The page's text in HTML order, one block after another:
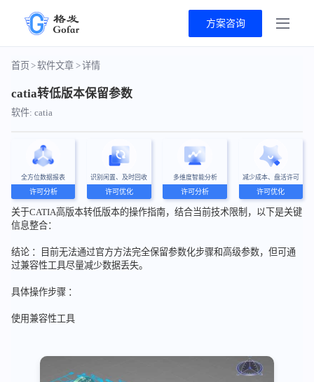
方案咨询
首页>软件文章 >详情
catia转低版本保留参数
软件: catia
全方位数据报表
许可分析
识别闲置、及时回收
许可优化
多维度智能分析
许可分析
减少成本、盘活许可
许可优化
关于CATIA高版本转低版本的操作指南，结合当前技术限制，以下是关键
信息整合：
结论 ：目前无法通过官方方法完全保留参数化步骤和高级参数，但可通
过兼容性工具尽量减少数据丢失。
具体操作步骤 ：
使用兼容性工具